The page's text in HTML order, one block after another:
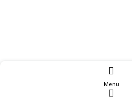
Menu